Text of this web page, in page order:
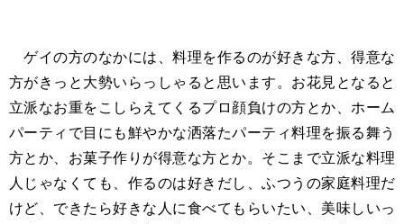
ゲイの方のなかには、料理を作るのが好きな方、得意な
方がきっと大勢いらっしゃると思います。お花見となると
立派なお重をこしらえてくるプロ顔負けの方とか、ホーム
パーティで目にも鮮やかな洒落たパーティ料理を振る舞う
方とか、お菓子作りが得意な方とか。そこまで立派な料理
人じゃなくても、作るのは好きだし、ふつうの家庭料理だ
けど、できたら好きな人に食べてもらいたい、美味しいっ